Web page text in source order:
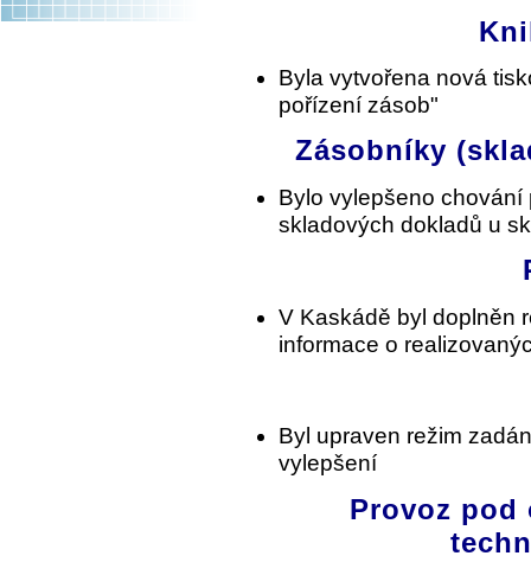
Byla vytvořena nová
pořízení zásob"
Zásobníky
Bylo vylepšeno
skladových dokladů u
V Kaskádě byl doplněn
informace o
Byl upraven režim
vylepšení
Provoz pod